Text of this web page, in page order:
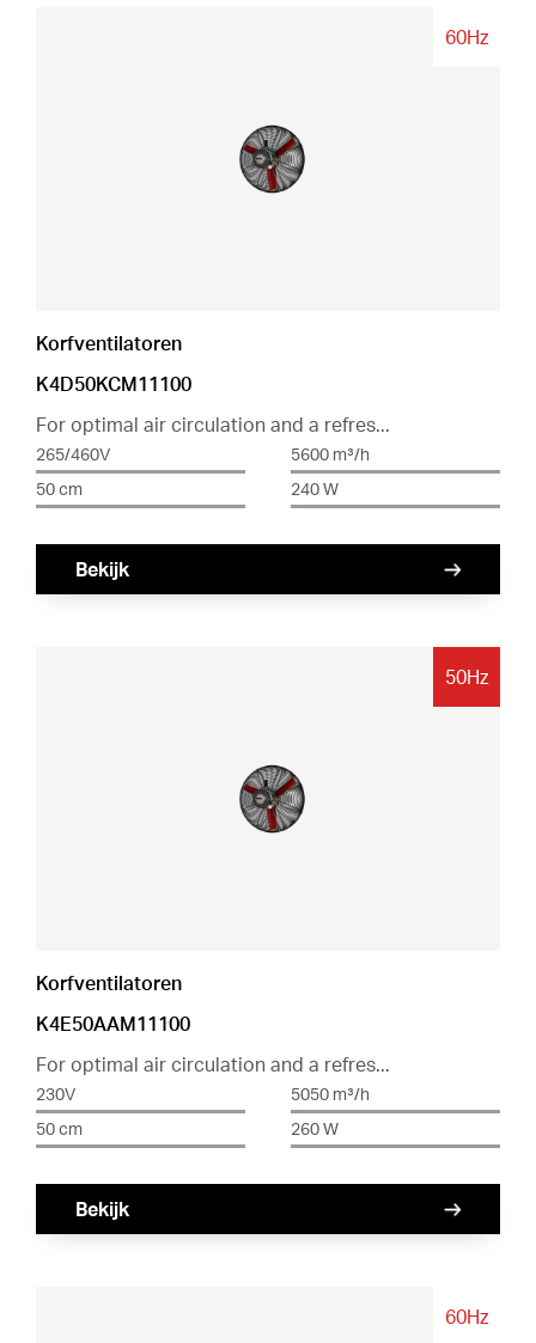
60Hz
Korfventilatoren
K4D50KCM11100
For optimal air circulation and a refres...
265/460V
5600 m³/h
50 cm
240 W
Bekijk
50Hz
Korfventilatoren
K4E50AAM11100
For optimal air circulation and a refres...
230V
5050 m³/h
50 cm
260 W
Bekijk
60Hz